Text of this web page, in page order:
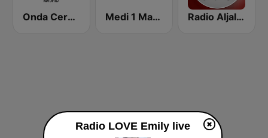
Onda Cero Madrid Medi 1 Maghreb (ميدى1 مغرب) Radio Aljalia - راديو الجالية
Radio LOVE Emily live